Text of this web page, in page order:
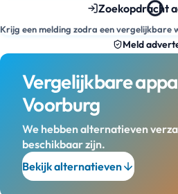
Zoekopdracht
Krijg een melding zodra een vergelijkbare
Meld
Vergelijkbare
Voorburg
We hebben alternatieven
beschikbaar zijn.
Bekijk alternatieven